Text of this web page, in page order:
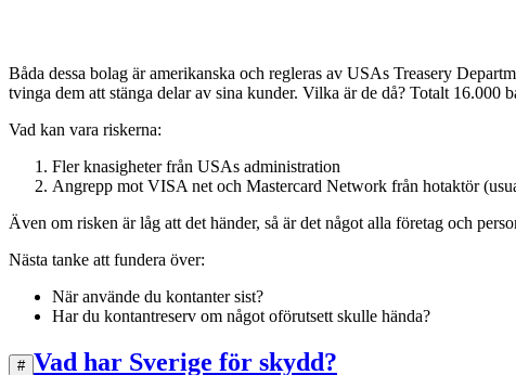
Båda dessa bolag är amerikanska och regleras av USAs Treasery
tvinga dem att stänga delar av sina kunder. Vilka är de då? Totalt
Vad kan vara riskerna:
Fler knasigheter från USAs administration
Angrepp mot VISA net och Mastercard Network från hotaktör
Även om risken är låg att det händer, så är det något alla företag och
Nästa tanke att fundera över:
När använde du kontanter sist?
Har du kontantreserv om något oförutsett skulle hända?
# Vad har Sverige för skydd?